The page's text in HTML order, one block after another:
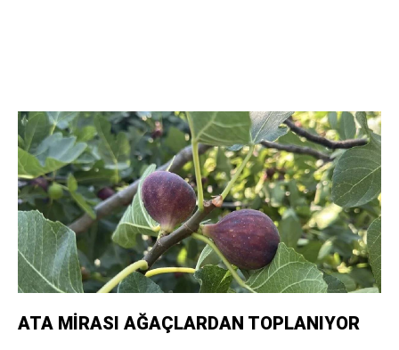
ATA MİRASI AĞAÇLARDAN TOPLANIYOR